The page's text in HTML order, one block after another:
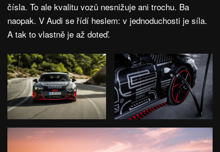
čísla. To ale kvalitu vozů nesnižuje ani trochu. Ba
naopak. V Audi se řídí heslem: v jednoduchosti je síla.
A tak to vlastně je až doteď.